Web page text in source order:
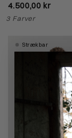
4.500,00 kr
3 Farver
Strækbar